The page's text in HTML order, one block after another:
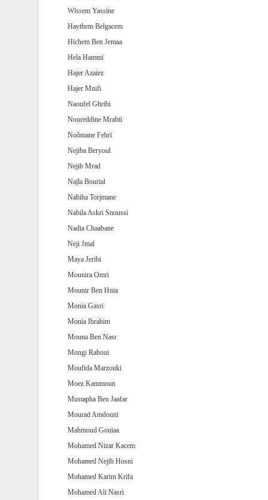
Wissem Yassine
Haythem Belgacem
Hichem Ben Jemaa
Hela Hammi
Hajer Azaiez
Hajer Mnifi
Naoufel Ghribi
Noureddine Mrabti
Noômane Fehri
Nejiba Beryoul
Nejib Mrad
Najla Bourial
Nabiha Torjmane
Nabila Askri Snoussi
Nadia Chaabane
Neji Jmal
Maya Jeribi
Mounira Omri
Mounir Ben Hnia
Monia Gasri
Monia Ibrahim
Mouna Ben Nasr
Mongi Rahoui
Moufida Marzouki
Moez Kammoun
Mustapha Ben Jaafar
Mourad Amdouni
Mahmoud Gouiaa
Mohamed Nizar Kacem
Mohamed Nejib Hosni
Mohamed Karim Krifa
Mohamed Ali Nasri